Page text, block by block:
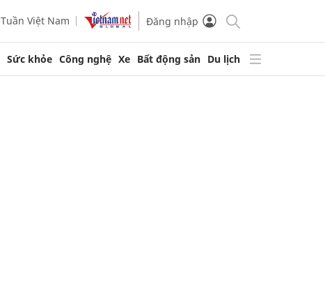
Tuần Việt Nam Đăng nhập
Sức khỏe Công nghệ Xe Bất động sản Du lịch